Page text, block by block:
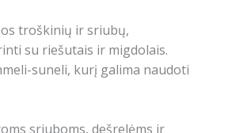
troškinių ir sriubų,
su riešutais ir migdolais.
suneli, kurį galima naudoti
sriuboms, dešrelėms ir